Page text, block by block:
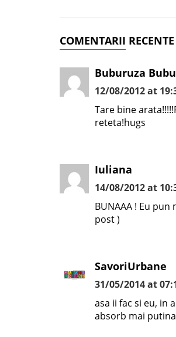
COMENTARII RECENTE
Buburuza Bubu
12/08/2012 at
Tare bine
reteta!hugs
Iuliana
14/08/2012 at
BUNAAA ! Eu
post )
SavoriUrbane
31/05/2014 at
asa ii fac si eu, in
absorb mai